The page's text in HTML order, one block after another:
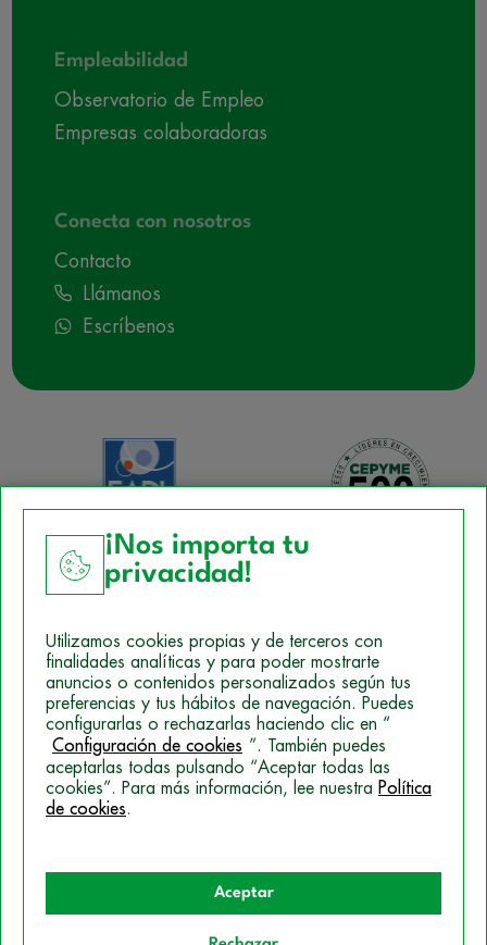
Empleabilidad
Observatorio de Empleo
Empresas colaboradoras
Conecta con nosotros
Contacto
Llámanos
Escríbenos
Política de Cookies
Mapa del sitio
Politica de Privacidad
© 2026 Campus Training
¡Nos importa tu
privacidad!
Utilizamos cookies propias y de terceros con
finalidades analíticas y para poder mostrarte
anuncios o contenidos personalizados según tus
preferencias y tus hábitos de navegación. Puedes
configurarlas o rechazarlas haciendo clic en “
Configuración de cookies ”. También puedes
aceptarlas todas pulsando “Aceptar todas las
cookies”. Para más información, lee nuestra Política
de cookies.
Aceptar